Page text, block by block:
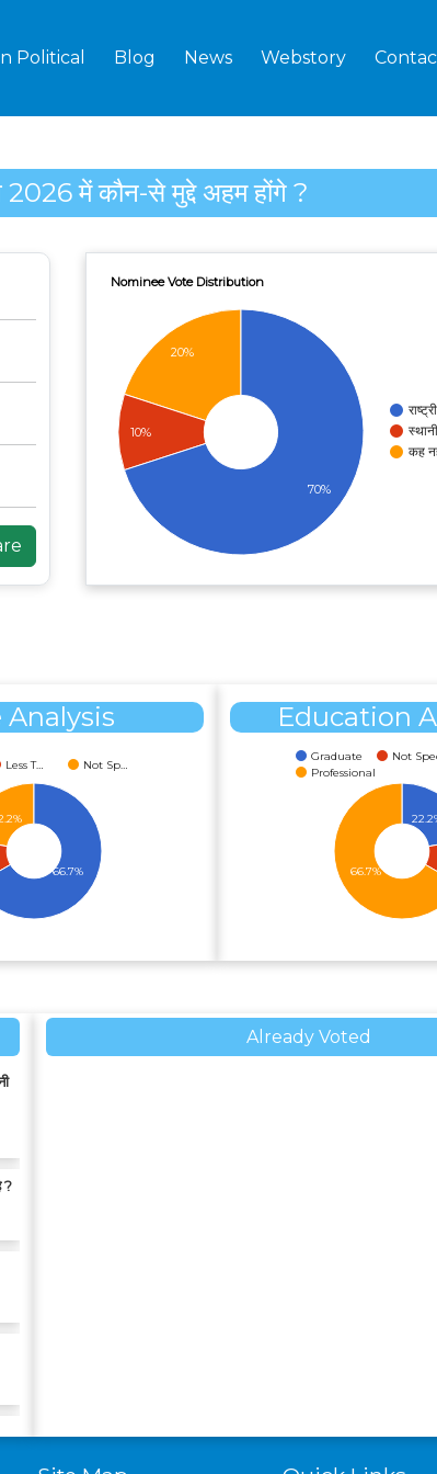
Political Blog News Webstory
में कौन-से मुद्दे अहम होंगे ?
Nominee Vote Distribution
कह
20%
10%
70%
Analysis
Less T… Not Sp…
66.7%
Education
Graduate
Not
Professional
66.7%
?
Already Voted